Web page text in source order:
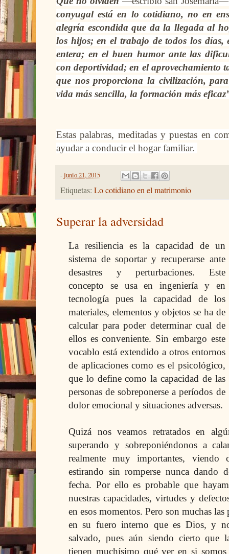
conyugal está en lo cotidiano, no en
alegría escondida que da la llegada al
los hijos; en el trabajo de todos los
entera; en el buen humor ante las
con deportividad; en el aprovechamiento
que nos proporciona la civilización,
vida más sencilla, la formación más
Estas palabras, meditadas y puestas en
ayudar a conducir el hogar familiar.
-junio 21, 2015
Etiquetas: Lo cotidiano en el matrimonio
Superar la adversidad
La resiliencia es la capacidad de un
sistema de soportar y recuperarse ante
desastres y perturbaciones. Este
concepto se usa en ingeniería y en
tecnología pues la capacidad de los
materiales, elementos y objetos se ha de
calcular para poder determinar cual de
ellos es conveniente. Sin embargo este
vocablo está extendido a otros entornos
de aplicaciones como es el psicológico,
que lo define como la capacidad de las
personas de sobreponerse a períodos de
dolor emocional y situaciones adversas.
Quizá nos veamos retratados en
superando y sobreponiéndonos a
realmente muy importantes, viendo
estirando sin romperse nunca
fecha. Porello es probable que
nuestras capacidades, virtudes y
en esos momentos. Pero son muchas las
en su fuero interno que es Dios, y
salvado, pues aún siendo cierto que
tienen muchísimo qué ver en si